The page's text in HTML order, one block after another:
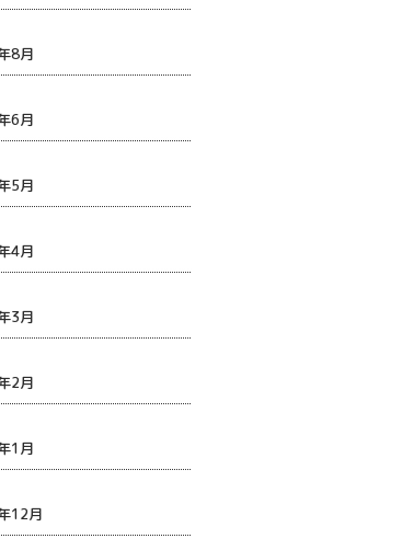
8月
6月
5月
4月
3月
2月
1月
12月